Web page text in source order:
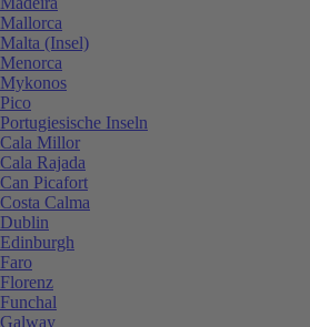
Mallorca
Malta (Insel)
Menorca
Mykonos
Pico
Portugiesische Inseln
Cala Millor
Cala Rajada
Can Picafort
Costa Calma
Dublin
Edinburgh
Faro
Florenz
Funchal
Galway